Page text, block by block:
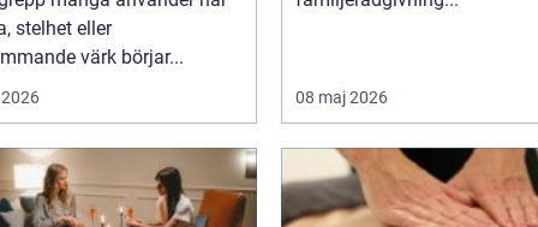
stelhet eller
värk börjar...
08 maj 2026